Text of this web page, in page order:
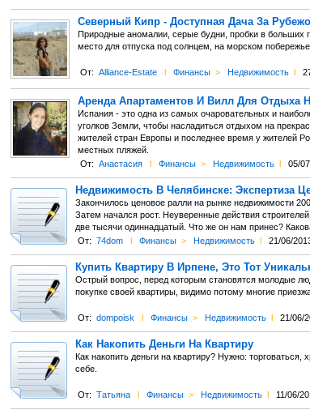
Северный Кипр - Доступная Дача За
Природные аномалии, серые будни, пробки в больших
место для отпуска под солнцем, на морском
От: Alliance-Estate l Финансы > Недвижимость l
Аренда Апартаментов И Вилл Для Отдыха
Испания - это одна из самых очаровательных и
уголков Земли, чтобы насладиться отдыхом на
жителей стран Европы и последнее время у жителей
местных пляжей.
От: Анастасия l Финансы > Недвижимость l 05/
Недвижимость В Челябинске: Экспертиза
Закончилось ценовое ралли на рынке недвижимости
Затем начался рост. Неуверенные действия
две тысячи одиннадцатый. Что же он нам принес?
От: 74dom l Финансы > Недвижимость l 21/06/
Купить Квартиру В Ирпене, Это Тот
Острый вопрос, перед которым становятся молодые
покупке своей квартиры, видимо потому многие
От: dompoisk l Финансы > Недвижимость l 21/06/
Как Накопить Деньги На Квартиру
Как накопить деньги на квартиру? Нужно: торговаться,
себе.
От: Татьяна l Финансы > Недвижимость l 11/06/